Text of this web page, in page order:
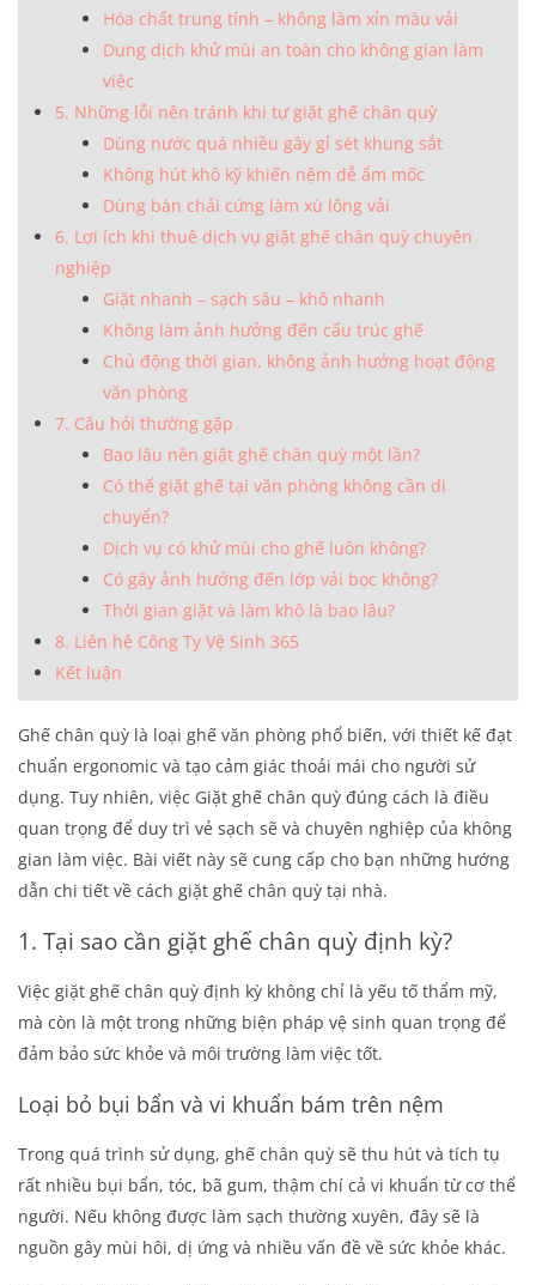
Hóa chất trung tính – không làm xỉn màu vải
Dung dịch khử mùi an toàn cho không gian làm
việc
5. Những lỗi nên tránh khi tự giặt ghế chân quỳ
Dùng nước quá nhiều gây gỉ sét khung sắt
Không hút khô kỹ khiến nệm dễ ẩm mốc
Dùng bàn chải cứng làm xù lông vải
6. Lợi ích khi thuê dịch vụ giặt ghế chân quỳ chuyên
nghiệp
Giặt nhanh – sạch sâu – khô nhanh
Không làm ảnh hưởng đến cấu trúc ghế
Chủ động thời gian, không ảnh hưởng hoạt động
văn phòng
7. Câu hỏi thường gặp
Bao lâu nên giặt ghế chân quỳ một lần?
Có thể giặt ghế tại văn phòng không cần di
chuyển?
Dịch vụ có khử mùi cho ghế luôn không?
Có gây ảnh hưởng đến lớp vải bọc không?
Thời gian giặt và làm khô là bao lâu?
8. Liên hệ Công Ty Vệ Sinh 365
Kết luận
Ghế chân quỳ là loại ghế văn phòng phổ biến, với thiết kế đạt
chuẩn ergonomic và tạo cảm giác thoải mái cho người sử
dụng. Tuy nhiên, việc Giặt ghế chân quỳ đúng cách là điều
quan trọng để duy trì vẻ sạch sẽ và chuyên nghiệp của không
gian làm việc. Bài viết này sẽ cung cấp cho bạn những hướng
dẫn chi tiết về cách giặt ghế chân quỳ tại nhà.
1. Tại sao cần giặt ghế chân quỳ định kỳ?
Việc giặt ghế chân quỳ định kỳ không chỉ là yếu tố thẩm mỹ,
mà còn là một trong những biện pháp vệ sinh quan trọng để
đảm bảo sức khỏe và môi trường làm việc tốt.
Loại bỏ bụi bẩn và vi khuẩn bám trên nệm
Trong quá trình sử dụng, ghế chân quỳ sẽ thu hút và tích tụ
rất nhiều bụi bẩn, tóc, bã gum, thậm chí cả vi khuẩn từ cơ thể
người. Nếu không được làm sạch thường xuyên, đây sẽ là
nguồn gây mùi hôi, dị ứng và nhiều vấn đề về sức khỏe khác.